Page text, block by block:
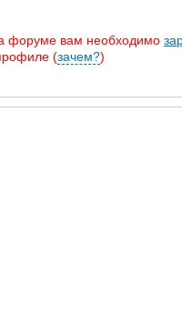
форуме вам необходимо
(зачем?)